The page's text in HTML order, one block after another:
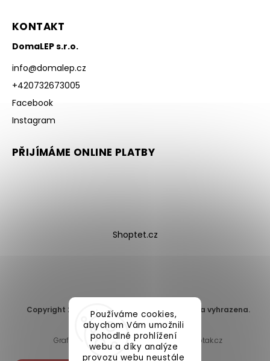
Používáme cookies,
abychom Vám umožnili
pohodlné prohlížení
webu a díky analýze
provozu webu neustále
KONTAKT
DomaLEP s.r.o.
info@domalep.cz
+420732673005
Facebook
Instagram
PŘIJÍMÁME ONLINE PLATBY
Shoptet.cz
Copyright 2026 DomaLEP s.r.o.
. Všechna práva vyhrazena.
Upravit nastavení cookies
Grafický návrh vytvořil a nakódoval
Shoptak.cz